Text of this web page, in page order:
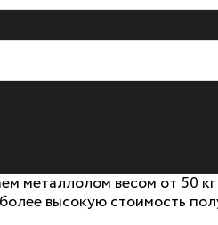
металлолом весом от 50
высокую стоимость